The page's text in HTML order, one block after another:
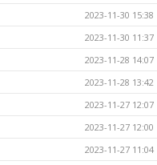
2023-11-30 15:38
2023-11-30 11:37
2023-11-28 14:07
2023-11-28 13:42
2023-11-27 12:07
2023-11-27 12:00
2023-11-27 11:04